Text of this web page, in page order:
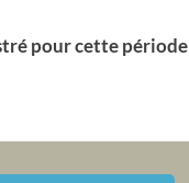
pour cette période